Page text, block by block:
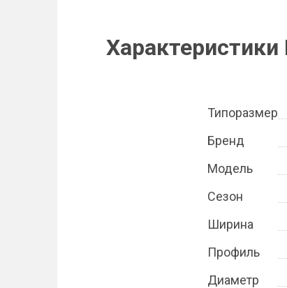
Типоразмер
Бренд
Модель
Сезон
Ширина
Профиль
Диаметр